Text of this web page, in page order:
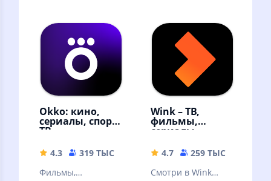
прямые эфиры,
сериалы и шоу
лото и другие
лотереи
Okko: кино,
сериалы, спорт,
ТВ
4.3 319 ТЫС
49.9 MB
Фильмы,
Wink – ТВ,
фильмы,
сериалы
4.7 259 ТЫС
Смотри в Wink